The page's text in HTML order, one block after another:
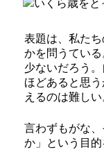
表題は、私た
かを問うてい
少ないだろう
ほどあると思
えるのは難しい
言わずもがな
か」という目